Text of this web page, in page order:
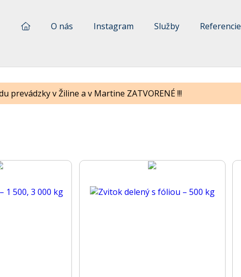
O nás Instagram Služby Referencie
prevádzky v Žiline a v Martine ZATVORENÉ !!!